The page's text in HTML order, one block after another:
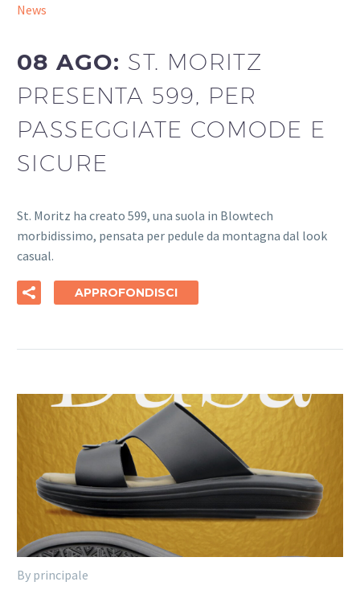
News
08 AGO: ST. MORITZ
PRESENTA 599, PER
PASSEGGIATE COMODE E
SICURE
St. Moritz ha creato 599, una suola in Blowtech
morbidissimo, pensata per pedule da montagna dal look
casual.
APPROFONDISCI
By principale